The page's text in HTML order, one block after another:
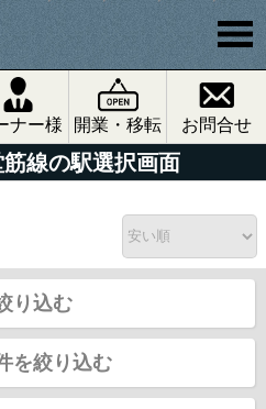
ナー様 開業・移転 お問合せ
線の駅選択画面
り込む
を絞り込む